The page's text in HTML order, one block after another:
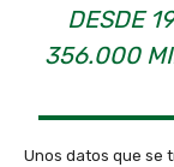
DESDE
356.000
Unos datos que se